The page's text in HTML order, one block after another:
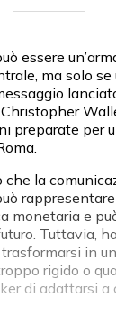
essere
ma solo
preparate per
che la
monetaria e
Tuttavia,
in
rigido o
di adattarsi a